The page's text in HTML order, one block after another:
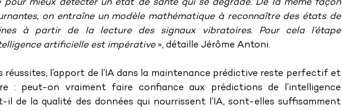
mieux détecter un état de santé qui se dégrade. De la même façon
on entraîne un modèle mathématique à reconnaître des états de
à partir de la lecture des signaux vibratoires. Pour cela l’étape
artificielle est impérative », détaille Jérôme Antoni.
réussites, l’apport de l’IA dans la maintenance prédictive reste perfectif et
: peut-on vraiment faire confiance aux prédictions de l’intelligence
il de la qualité des données qui nourrissent l’IA, sont-elles suffisamment